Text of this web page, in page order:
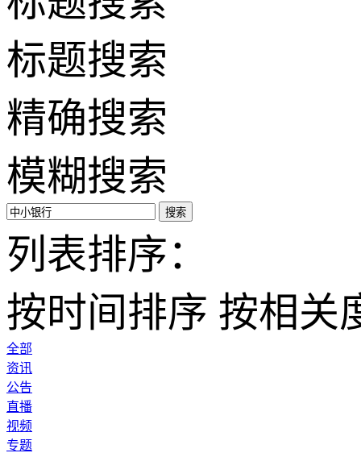
标题搜索
精确搜索
模糊搜索
搜索
列表排序：
按时间排序 按相关
全部
资讯
公告
直播
视频
专题